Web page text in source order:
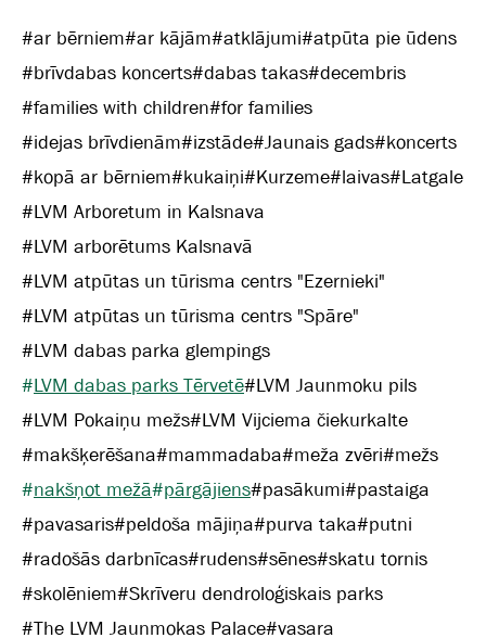
#ar bērniem#ar kājām#atklājumi#atpūta pie ūdens
#brīvdabas koncerts#dabas takas#decembris
#families with children#for families
#idejas brīvdienām#izstāde#Jaunais gads#koncerts
#kopā ar bērniem#kukaiņi#Kurzeme#laivas#Latgale
#LVM Arboretum in Kalsnava
#LVM arborētums Kalsnavā
#LVM atpūtas un tūrisma centrs "Ezernieki"
#LVM atpūtas un tūrisma centrs "Spāre"
#LVM dabas parka glempings
#LVM dabas parks Tērvetē#LVM Jaunmoku pils
#LVM Pokaiņu mežs#LVM Vijciema čiekurkalte
#makšķerēšana#mammadaba#meža zvēri#mežs
#nakšņot mežā#pārgājiens#pasākumi#pastaiga
#pavasaris#peldoša mājiņa#purva taka#putni
#radošās darbnīcas#rudens#sēnes#skatu tornis
#skolēniem#Skrīveru dendroloģiskais parks
#The LVM Jaunmokas Palace#vasara